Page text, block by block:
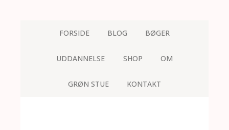
FORSIDE BLOG BØGER
UDDANNELSE SHOP OM
GRØN STUE KONTAKT